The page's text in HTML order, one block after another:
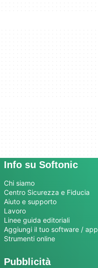
Info su Softonic
Chi siamo
Centro Sicurezza e Fiducia
Aiuto e supporto
Lavoro
Linee guida editoriali
Aggiungi il tuo software / app
Strumenti online
Pubblicità